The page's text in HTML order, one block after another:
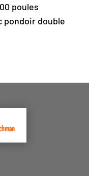
poules
pondoir double